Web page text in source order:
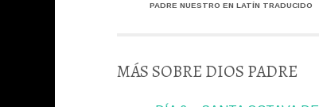
PADRE NUESTRO EN LATÍN TRADUCIDO
MÁS SOBRE DIOS PADRE